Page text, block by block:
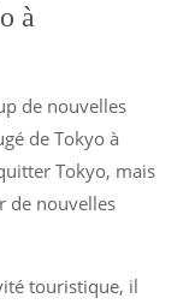
à
de nouvelles
de Tokyo à
Tokyo, mais
de nouvelles
touristique, il